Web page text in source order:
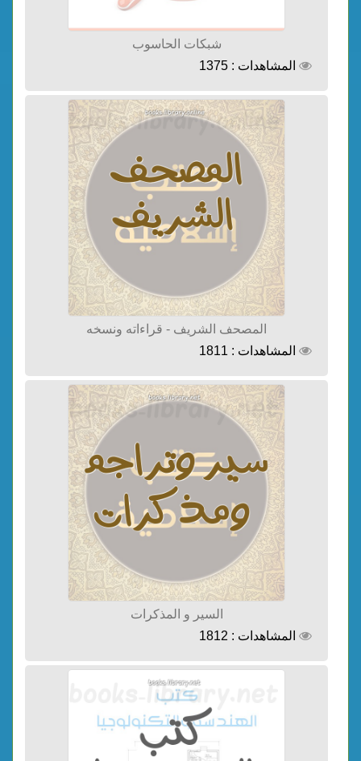
شبكات الحاسوب
المشاهدات : 1375
المصحف الشريف - قراءاته ونسخه
المشاهدات : 1811
السير و المذكرات
المشاهدات : 1812